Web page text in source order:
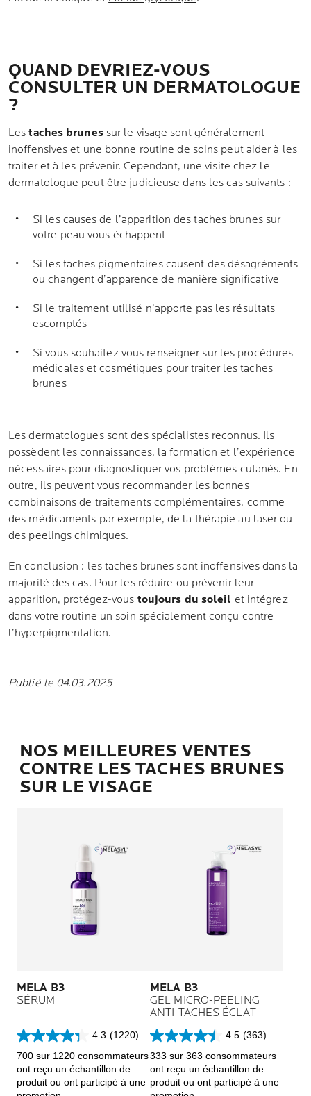
QUAND DEVRIEZ-VOUS
CONSULTER UN DERMATOLOGUE
?
Lestaches brunessur le visage sont généralement
inoffensives et une bonne routine de soins peut aider à les
traiter et à les prévenir. Cependant, une visite chez le
dermatologue peut être judicieuse dans les cas suivants :
Si les causes de l’apparition des taches brunes sur
votre peau vous échappent
Si les taches pigmentaires causent des désagréments
ou changent d’apparence de manière significative
Si le traitement utilisé n’apporte pas les résultats
escomptés
Si vous souhaitez vous renseigner sur les procédures
médicales et cosmétiques pour traiter les taches
brunes
Les dermatologues sont des spécialistes reconnus. Ils
possèdent les connaissances, la formation et l’expérience
nécessaires pour diagnostiquer vos problèmes cutanés. En
outre, ils peuvent vous recommander les bonnes
combinaisons de traitements complémentaires, comme
des médicaments par exemple, de la thérapie au laser ou
des peelings chimiques.
En conclusion : les taches brunes sont inoffensives dans la
majorité des cas. Pour les réduire ou prévenir leur
apparition, protégez-vous toujours du soleil et intégrez
dans votre routine un soin spécialement conçu contre
l’hyperpigmentation.
Publié le 04.03.2025
NOS MEILLEURES VENTES
CONTRE LES TACHES BRUNES
SUR LE VISAGE
MELA B3
SÉRUM
4.3 (1220)
4.3
sur
5
étoiles.
700 sur 1220 consommateurs
ont reçu un échantillon de
produit ou ont participé à une
MELA B3
GEL MICRO-PEELING
ANTI-TACHES ÉCLAT
4.5 (363)
4.5
sur
5
étoiles.
333 sur 363 consommateurs
ont reçu un échantillon de
produit ou ont participé à une